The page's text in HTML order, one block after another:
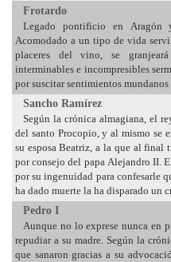
Frotardo
Legado pontificio en Aragón
Acomodado a un tipo de vida
placeres del vino, se
interminables e incompresibles
por suscitar sentimientos
Sancho Ramírez
Según la crónica almagiana, el
del santo Procopio, y al mismo se
su esposa Beatriz, a la que al
por consejo del papa Alejandro II.
por su ingenuidad para confesarle
ha dado muerte la ha disparado un
Pedro I
Aunque no lo exprese nunca en
repudiar a su madre. Según la
que sanaron gracias a su